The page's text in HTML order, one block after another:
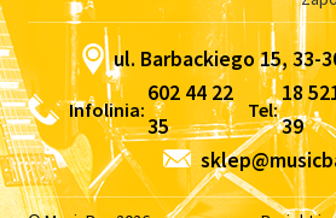
ul. Barbackiego 15, 33-
Infolinia:
602 44 22
35
Tel:
18
39